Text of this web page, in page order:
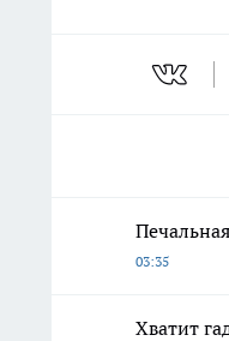
03:35
Хватит